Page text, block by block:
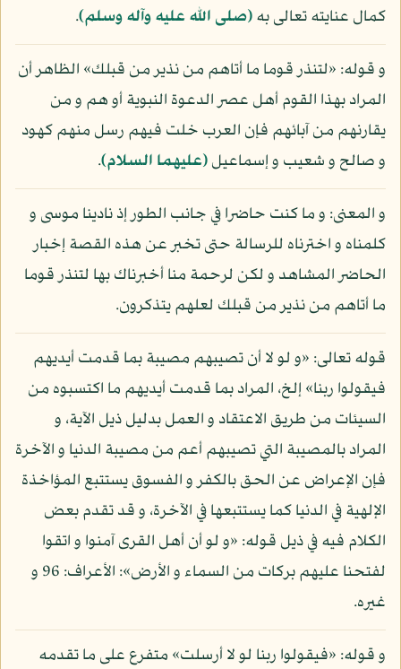
كمال عنايته تعالى به(صلى الله عليه وآله وسلم).
و قوله: «لتنذر قوما ما أتاهم من نذير من قبلك» الظاهر أن
المراد بهذا القوم أهل عصر الدعوة النبوية أو هم و من
يقارنهم من آبائهم فإن العرب خلت فيهم رسل منهم كهود
و صالح و شعيب و إسماعيل(عليهما السلام).
و المعنى: و ما كنت حاضرا في جانب الطور إذ نادينا موسى و
كلمناه و اخترناه للرسالة حتى تخبر عن هذه القصة إخبار
الحاضر المشاهد و لكن لرحمة منا أخبرناك بها لتنذر قوما
ما أتاهم من نذير من قبلك لعلهم يتذكرون.
قوله تعالى: «و لو لا أن تصيبهم مصيبة بما قدمت أيديهم
فيقولوا ربنا» إلخ، المراد بما قدمت أيديهم ما اكتسبوه من
السيئات من طريق الاعتقاد و العمل بدليل ذيل الآية، و
المراد بالمصيبة التي تصيبهم أعم من مصيبة الدنيا و الآخرة
فإن الإعراض عن الحق بالكفر و الفسوق يستتبع المؤاخذة
الإلهية في الدنيا كما يستتبعها في الآخرة، و قد تقدم بعض
الكلام فيه في ذيل قوله: «و لو أن أهل القرى آمنوا و اتقوا
لفتحنا عليهم بركات من السماء و الأرض»: الأعراف: 96 و
غيره.
و قوله: «فيقولوا ربنا لو لا أرسلت» متفرع على ما تقدمه